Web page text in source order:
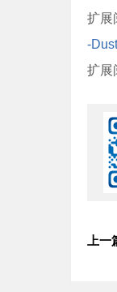
扩展
-
扩展
上